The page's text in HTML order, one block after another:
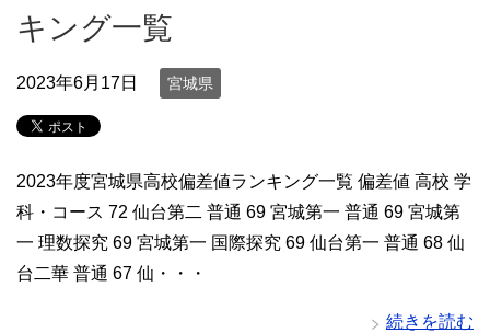
キング一覧
2023年6月17日 宮城県
2023年度宮城県高校偏差値ランキング一覧 偏差値 高校 学
科・コース 72 仙台第二 普通 69 宮城第一 普通 69 宮城第
一 理数探究 69 宮城第一 国際探究 69 仙台第一 普通 68 仙
台二華 普通 67 仙・・・
続きを読む